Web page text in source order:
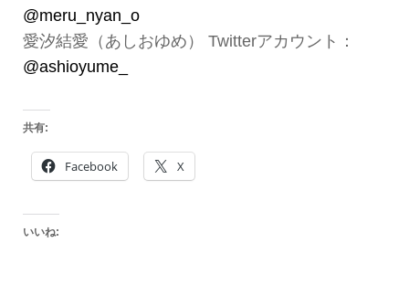
@meru_nyan_o
愛汐結愛（あしおゆめ） Twitterアカウント：
@ashioyume_
共有:
Facebook X
いいね: